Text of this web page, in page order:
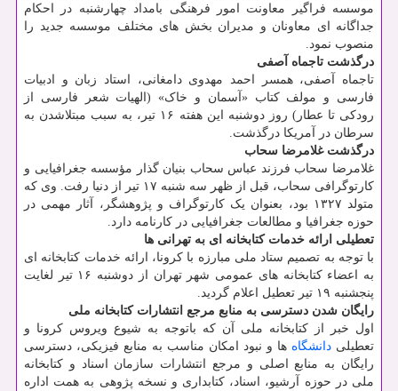
موسسه فراگیر معاونت امور فرهنگی بامداد چهارشنبه در احکام
جداگانه ای معاونان و مدیران بخش های مختلف موسسه جدید را
منصوب نمود.
درگذشت تاجماه آصفی
تاجماه آصفی، همسر احمد مهدوی دامغانی، استاد زبان و ادبیات
فارسی و مولف کتاب «آسمان و خاک» (الهیات شعر فارسی از
رودکی تا عطار) روز دوشنبه این هفته ۱۶ تیر، به سبب مبتلاشدن به
سرطان در آمریکا درگذشت.
درگذشت غلامرضا سحاب
غلامرضا سحاب فرزند عباس سحاب بنیان گذار مؤسسه جغرافیایی و
کارتوگرافی سحاب، قبل از ظهر سه شنبه ۱۷ تیر از دنیا رفت. وی که
متولد ۱۳۲۷ بود، بعنوان یک کارتوگراف و پژوهشگر، آثار مهمی در
حوزه جغرافیا و مطالعات جغرافیایی در کارنامه دارد.
تعطیلی ارائه خدمات کتابخانه ای به تهرانی ها
با توجه به تصمیم ستاد ملی مبارزه با کرونا، ارائه خدمات کتابخانه ای
به اعضاء کتابخانه های عمومی شهر تهران از دوشنبه ۱۶ تیر لغایت
پنجشنبه ۱۹ تیر تعطیل اعلام گردید.
رایگان شدن دسترسی به منابع مرجع انتشارات کتابخانه ملی
اول خبر از کتابخانه ملی آن که باتوجه به شیوع ویروس کرونا و
تعطیلی دانشگاه ها و نبود امکان مناسب به منابع فیزیکی، دسترسی
رایگان به منابع اصلی و مرجع انتشارات سازمان اسناد و کتابخانه
ملی در حوزه آرشیو، اسناد، کتابداری و نسخه پژوهی به همت اداره